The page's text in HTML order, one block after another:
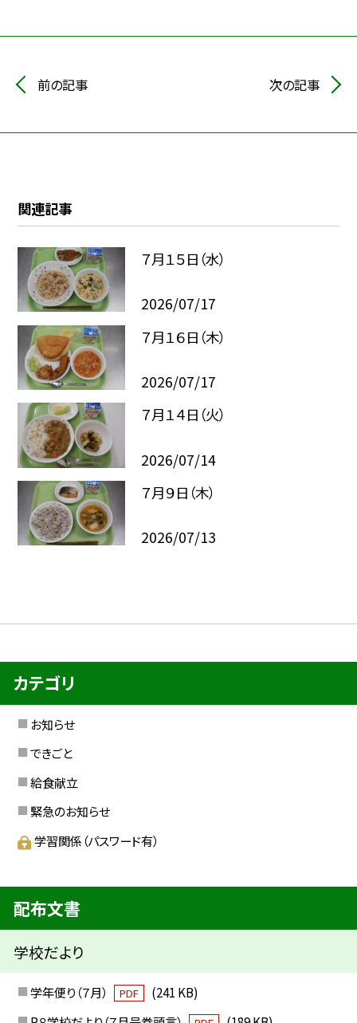
前の記事 次の記事
関連記事
７月１５日（水）
2026/07/17
７月１６日（木）
2026/07/17
７月１４日（火）
2026/07/14
７月９日（木）
2026/07/13
カテゴリ
お知らせ
できごと
給食献立
緊急のお知らせ
学習関係（パスワード有）
配布文書
学校だより
学年便り（７月） PDF
(241 KB)